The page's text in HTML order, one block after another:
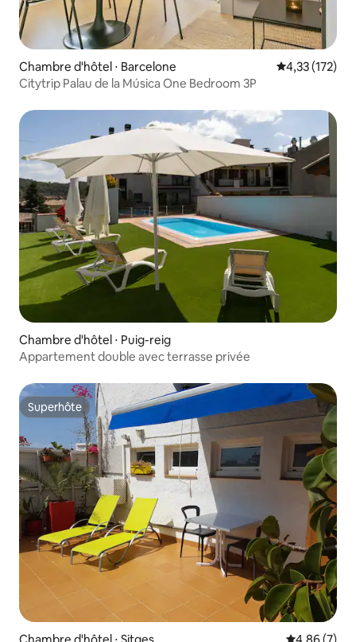
Chambre d'hôtel ⋅ Barcelone Évaluation
4,33 (172)
Citytrip Palau de la Música One Bedroom 3P
Chambre d'hôtel ⋅ Puig-reig
Appartement double avec terrasse privée
Superhôte
Superhôte
Chambre d'hôtel ⋅ Sitges Évaluation
4,86 (7)